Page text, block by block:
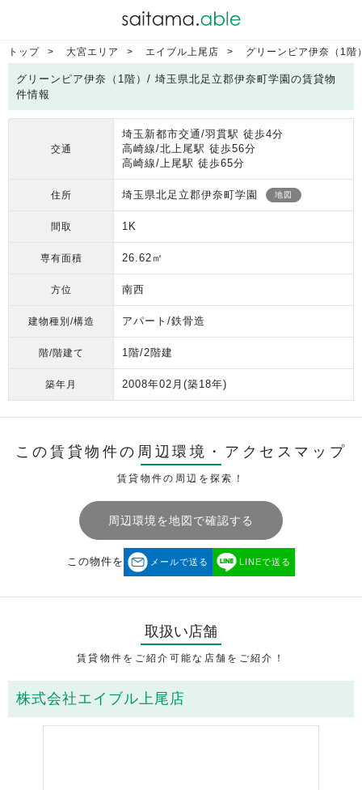
トップ 大宮エリア エイブル上尾店 グリーンピア伊奈（1階
グリーンピア伊奈（1階）/ 埼玉県北足立郡伊奈町学園の賃貸物
件情報
交通
埼玉新都市交通/羽貫駅 徒歩4分
高崎線/北上尾駅 徒歩56分
高崎線/上尾駅 徒歩65分
住所 埼玉県北足立郡伊奈町学園 地図
間取 1K
専有面積 26.62㎡
方位 南西
建物種別/構造 アパート/鉄骨造
階/階建て 1階/2階建
築年月 2008年02月 (築18年)
この賃貸物件の周辺環境・ アクセスマップ
賃貸物件の周辺を探索！
周辺環境を地図で確認する
この物件を メールで送る LINEで送る
取扱い店舗
賃貸物件をご紹介可能な店舗をご紹介！
株式会社エイブル上尾店